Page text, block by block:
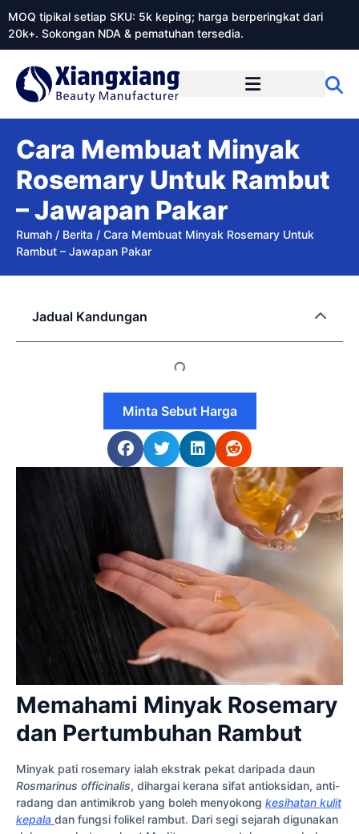
MOQ tipikal setiap SKU: 5k keping; harga berperingkat dari
20k+. Sokongan NDA & pematuhan tersedia.
Cara Membuat Minyak
Rosemary Untuk Rambut
– Jawapan Pakar
Rumah / Berita / Cara Membuat Minyak Rosemary Untuk
Rambut – Jawapan Pakar
Memahami Minyak Rosemary
dan Pertumbuhan Rambut
Minyak pati rosemary ialah ekstrak pekat daripada daun
Rosmarinus officinalis, dihargai kerana sifat antioksidan, anti-
radang dan antimikrob yang boleh menyokong kesihatan kulit
kepala dan fungsi folikel rambut. Dari segi sejarah digunakan
Jadual Kandungan
Minta Sebut Harga